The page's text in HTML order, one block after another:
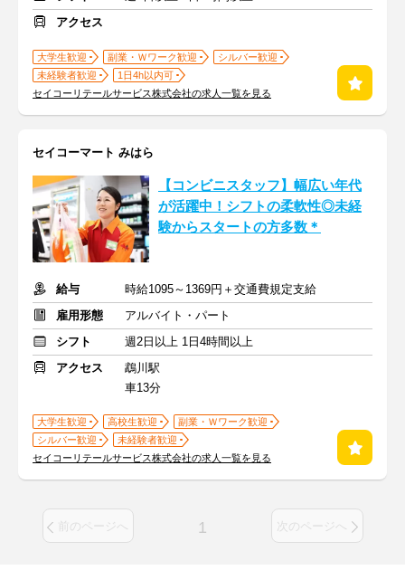
アクセス
大学生歓迎 副業・Ｗワーク歓迎
シルバー歓迎
未経験者歓迎
1日4h以内可
セイコーリテールサービス株式会社の求人一覧を見る
セイコーマート みはら
【コンビニスタッフ】幅広い年代
が活躍中！シフトの柔軟性◎未経
験からスタートの方多数＊
給与
時給1095～1369円＋交通費規定支給
雇用形態
アルバイト・パート
シフト
週2日以上 1日4時間以上
アクセス
鵡川駅
車13分
大学生歓迎 高校生歓迎
副業・Ｗワーク歓迎
シルバー歓迎
未経験者歓迎
セイコーリテールサービス株式会社の求人一覧を見る
前のページへ 1 次のページへ